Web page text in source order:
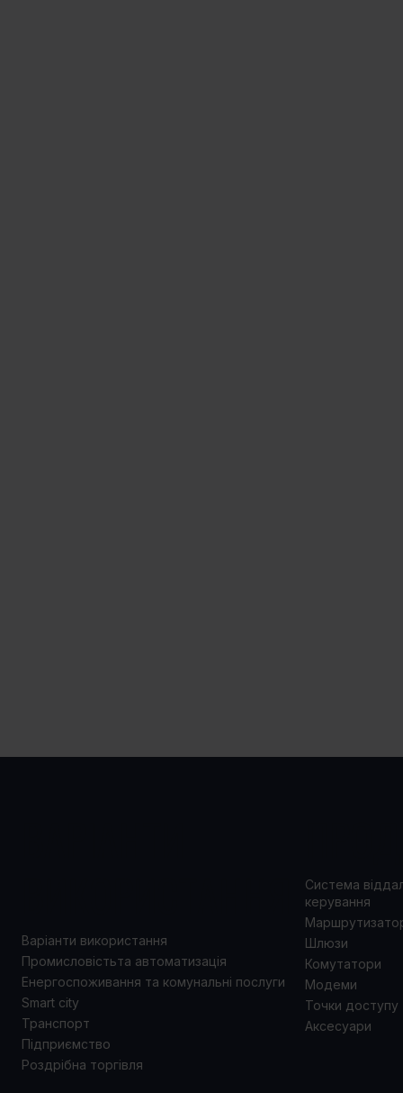
Варіанти використання
Промисловістьта автоматизація
Енергоспоживання та комунальні послуги
Smart city
Транспорт
Підприємство
Роздрібна торгівля
Система
керування
Шлюзи
Комутатори
Модеми
Точки доступу
Аксесуари